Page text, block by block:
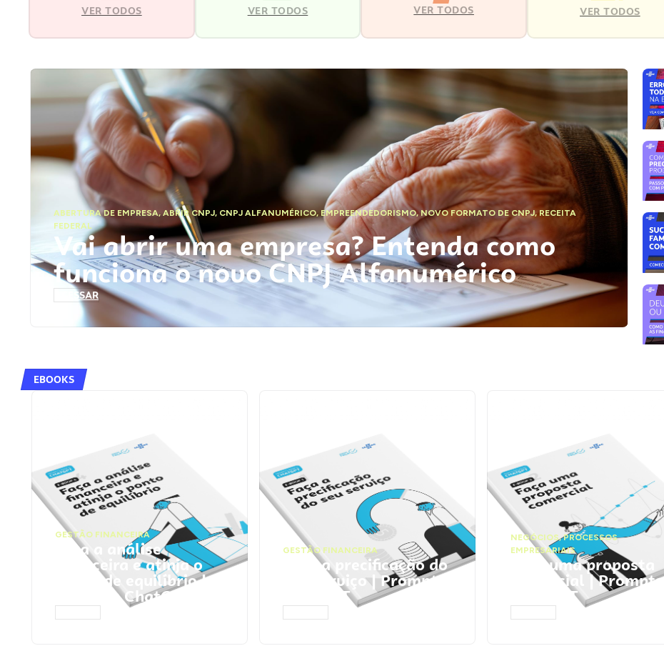
VER TODOS VER TODOS VER TODOS VER TODOS
ABERTURA DE EMPRESA,ABRIR CNPJ, CNPJ ALFANUMÉRICO, EMPREENDEDORISMO,NOVO FORMATO DE CNPJ,RECEITA
FEDERAL
Vai abrir uma empresa? Entenda como
funciona o novo CNPJ Alfanumérico
ACESSAR
EBOOKS
GESTÃO FINANCEIRA
Faça a análise
financeira e atinja o
ponto de equilíbrio |
Prompts ChatGPT
GESTÃO FINANCEIRA
Faça a precificação do
seu serviço | Prompts
ChatGPT
NEGÓCIOS,PROCESSOS
EMPRESARIAIS
Faça uma proposta
comercial | Prompts
ChatGPT